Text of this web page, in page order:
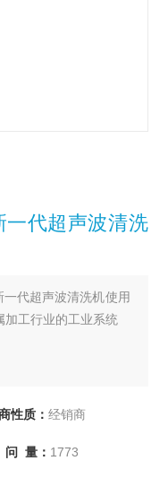
一代超声波清洗
代超声波清洗机使用
加工行业的工业系统
性质： 经销商
问 量： 1773